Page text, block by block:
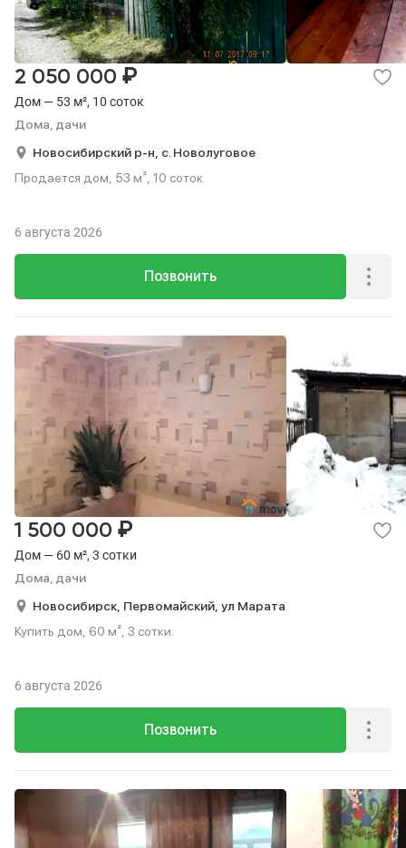
Дом — 53 м², 10 соток
Дома, дачи
2 050 000 ₽
Новосибирский р-н, с. Новолуговое
Продается дом, 53 м², 10 соток.
Позвонить
6 августа 2026
Дом — 60 м², 3 сотки
Дома, дачи
1 500 000 ₽
Новосибирск, Первомайский, ул Марата
Купить дом, 60 м², 3 сотки.
Позвонить
6 августа 2026